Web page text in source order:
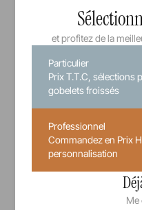
Voir
et profitez de la
Particulier
Prix T.T.C, sélections
gobelets froissés
Professionnel
Commandez en Prix
personnalisation
Me